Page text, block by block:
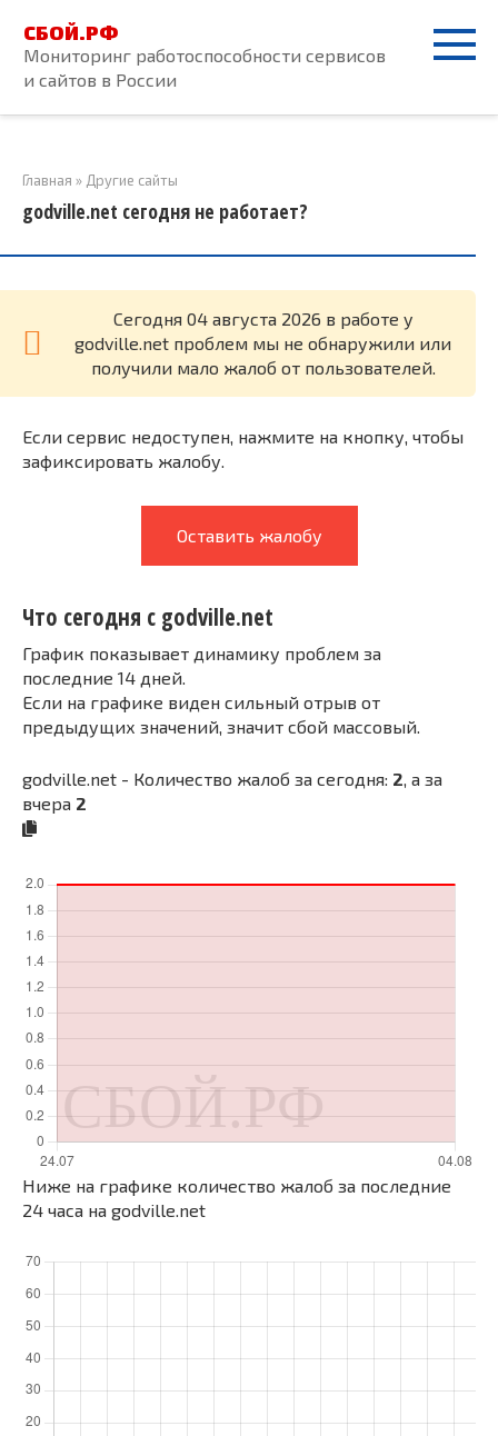
контенту
СБОЙ.РФ
Мониторинг работоспособности сервисов
и сайтов в России
Главная » Другие сайты
godville.net сегодня не работает?
Cегодня 04 августа 2026 в работе у
godville.net проблем мы не обнаружили или
получили мало жалоб от пользователей.
Если сервис недоступен, нажмите на кнопку, чтобы
зафиксировать жалобу.
Оставить жалобу
Что сегодня с godville.net
График показывает динамику проблем за
последние 14 дней.
Если на графике виден сильный отрыв от
предыдущих значений, значит сбой массовый.
godville.net - Количество жалоб за сегодня: 2 , а за
вчера 2
Ниже на графике количество жалоб за последние
24 часа на godville.net